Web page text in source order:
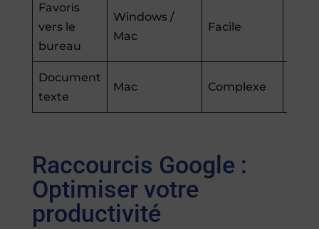
Favoris
vers le
bureau
Windows /
Mac
Facile
Document
texte
Mac Complexe
Raccourcis Google :
Optimiser votre
productivité